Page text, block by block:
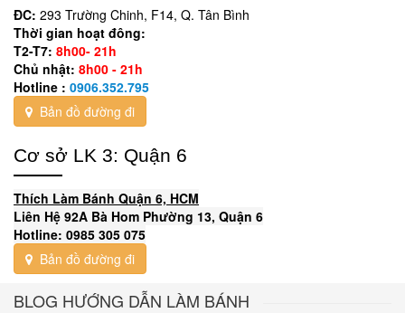
ĐC: 293 Trường Chinh, F14, Q. Tân Bình
Thời gian hoạt đông:
T2-T7: 8h00- 21h
Chủ nhật: 8h00 - 21h
Hotline : 0906.352.795
Bản đồ đường đi
Cơ sở LK 3: Quận 6
Thích Làm Bánh Quận 6, HCM
Liên Hệ 92A Bà Hom Phường 13, Quận 6
Hotline: 0985 305 075
Bản đồ đường đi
BLOG HƯỚNG DẪN LÀM BÁNH